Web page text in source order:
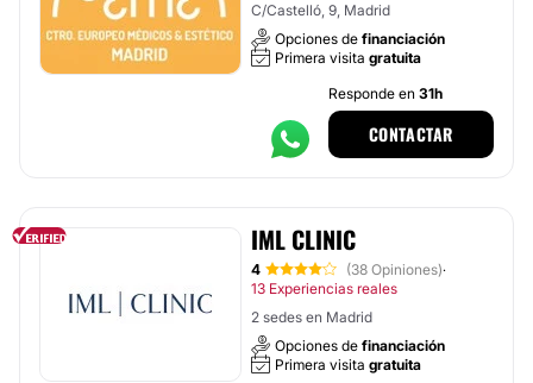
C/Castelló, 9, Madrid
Opciones de financiación
Primera visita gratuita
Responde en 31h
CONTACTAR
IML CLINIC
4 (38 Opiniones)·
13 Experiencias reales
2 sedes en Madrid
Opciones de financiación
Primera visita gratuita